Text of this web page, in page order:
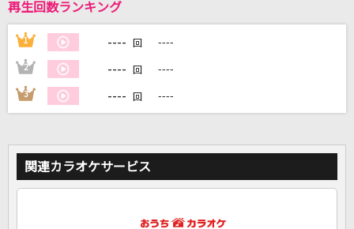
カラオケをもっと楽しもう！
自宅でカラオケ歌い放題！
家族や友達と一緒に！練習にも！
再生回数ランキング
1 ---- 回 ----
2 ---- 回 ----
3 ---- 回 ----
関連カラオケサービス